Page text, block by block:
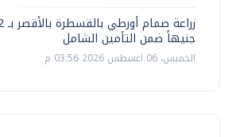
جنيهاً ضمن التأمين الشامل
الخميس، 06 اغسطس 2026 03:56 م